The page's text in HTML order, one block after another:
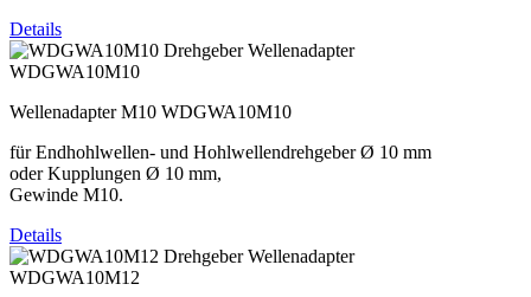
Details
WDGWA10M10
Wellenadapter M10 WDGWA10M10
für Endhohlwellen- und Hohlwellendrehgeber Ø 10 mm
oder Kupplungen Ø 10 mm,
Gewinde M10.
Details
WDGWA10M12